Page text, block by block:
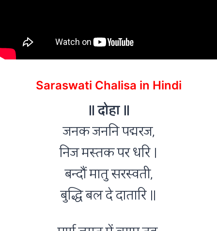
Saraswati Chalisa in Hindi
॥ दोहा ॥
जनक जननि पद्मरज,
निज मस्तक पर धरि ।
बन्दौं मातु सरस्वती,
बुद्धि बल दे दातारि ॥